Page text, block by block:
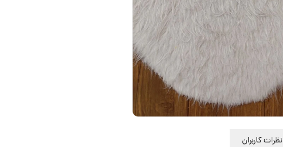
نظرات کاربران